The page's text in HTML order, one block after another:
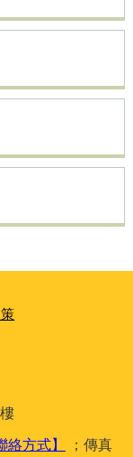
絡方式】
；傳真